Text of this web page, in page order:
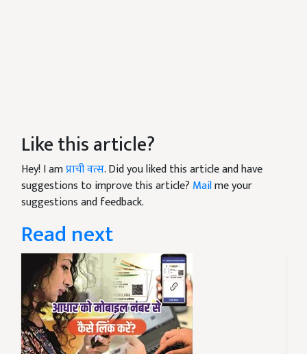
Like this article?
Hey! I amप्राची वत्स. Did you liked this article and have
suggestions to improve this article? Mailme your
suggestions and feedback.
Read next